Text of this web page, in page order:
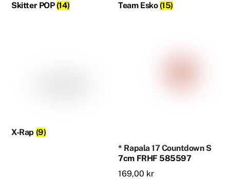
Skitter POP (14) Team Esko (15)
X-Rap (9)
* Rapala 17 Countdown S
7cm FRHF 585597
169,00 kr